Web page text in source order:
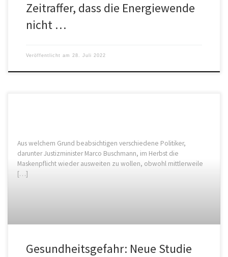
Zeitraffer, dass die Energiewende
nicht …
Veröffentlicht am 28. Juli 2022
Aus welchem Grund beabsichtigen verschiedene Politiker,
darunter Justizminister Marco Buschmann, im Herbst die
Maskenpflicht wieder ausweiten zu wollen, obwohl mittlerweile
[…]
Gesundheitsgefahr: Neue Studie